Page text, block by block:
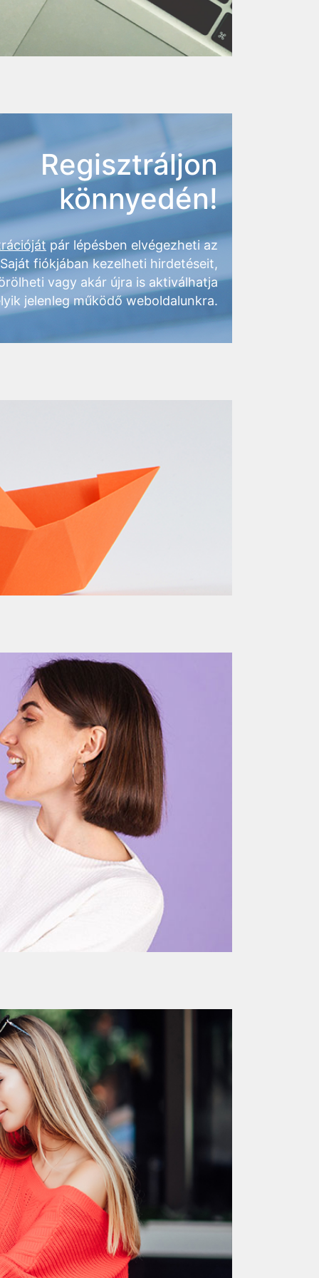
Regisztráljon
könnyedén!
pár lépésben elvégezheti az
fiókjában kezelheti hirdetéseit,
vagy akár újra is aktiválhatja
jelenleg működő weboldalunkra.